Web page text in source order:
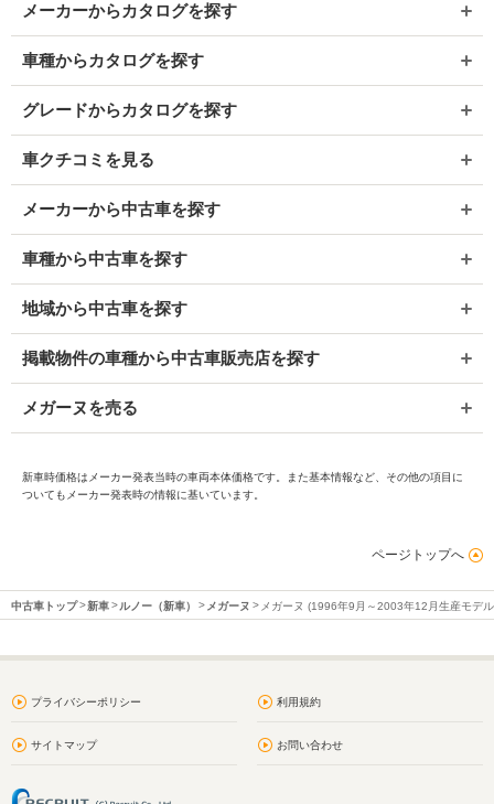
メーカーからカタログを探す
車種からカタログを探す
グレードからカタログを探す
車クチコミを見る
メーカーから中古車を探す
車種から中古車を探す
地域から中古車を探す
掲載物件の車種から中古車販売店を探す
メガーヌを売る
新車時価格はメーカー発表当時の車両本体価格です。また基本情報など、その他の項目に
ついてもメーカー発表時の情報に基いています。
ページトップへ
中古車トップ 新車 ルノー（新車） メガーヌ メガーヌ (1996年9月～2003年12月生産モデ
プライバシーポリシー 利用規約
サイトマップ お問い合わせ